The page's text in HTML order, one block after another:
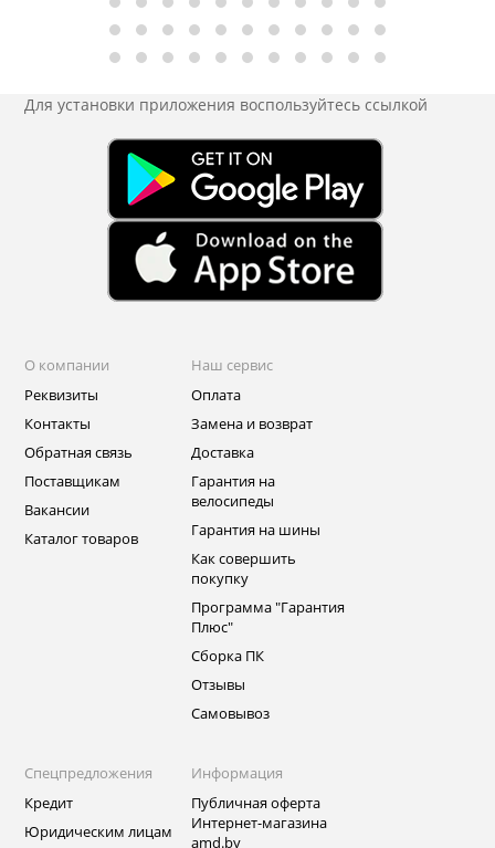
Для установки приложения воспользуйтесь ссылкой
О компании
Реквизиты
Контакты
Обратная связь
Поставщикам
Вакансии
Каталог товаров
Наш сервис
Оплата
Замена и возврат
Доставка
Гарантия на
велосипеды
Гарантия на шины
Как совершить
покупку
Программа "Гарантия
Плюс"
Сборка ПК
Отзывы
Самовывоз
Спецпредложения
Кредит
Юридическим лицам
Информация
Публичная оферта
Интернет-магазина
amd.by